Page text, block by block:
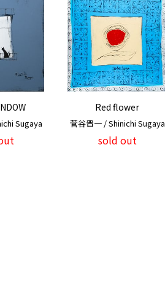
Sugaya
Red flower
菅谷晋一 / Shinichi Sugaya
sold out